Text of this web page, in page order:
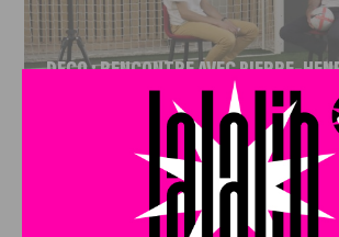
DFCO : RENCONTRE AVEC PIERRE-
L’ARTISAN DE LA MONTÉE EN LIGUE 2
INFOS SPORT
DFCO : Rencontre
Deballon, l’artisan de
Ligue 2